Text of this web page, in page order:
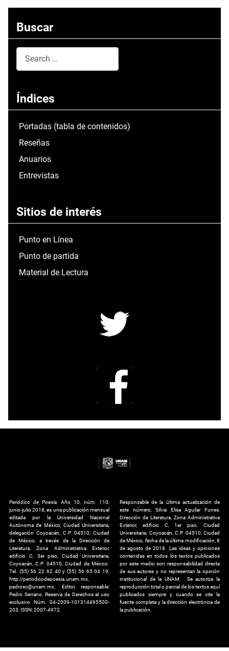
Buscar
Índices
Portadas (tabla de contenidos)
Reseñas
Anuarios
Entrevistas
Sitios de interés
Punto en Línea
Punto de partida
Material de Lectura
Periódico de Poesía , Año 10, núm. 110,
junio-julio 2018, es una publicación mensual
editada por la Universidad Nacional
Autónoma de México, Ciudad Universitaria,
delegación Coyoacán, C.P. 04510, Ciudad
de México, a través de la Dirección de
Literatura, Zona Administrativa Exterior,
edificio C, 3er piso, Ciudad Universitaria,
Coyoacán, C.P. 04510, Ciudad de México.
Tel. (55) 56 22 62 40 y (55) 56 65 04 19,
http://periodicodepoesia.unam.mx,
pedrosc@unam.mx. Editor responsable:
Pedro Serrano. Reserva de Derechos al uso
exclusivo Núm. 04-2009-101314495500-
203, ISSN: 2007-4972.
Responsable de la última actualización de
este número, Silvia Elisa Aguilar Funes,
Dirección de Literatura, Zona Administrativa
Exterior, edificio C, 1er piso, Ciudad
Universitaria, Coyoacán, C.P. 04510, Ciudad
de México, fecha de la última modificación, 8
de agosto de 2018. Las ideas y opiniones
contenidas en todos los textos publicados
por este medio son responsabilidad directa
de sus autores y no representan la opinión
institucional de la UNAM. Se autoriza la
reproducción total o parcial de los textos aquí
publicados siempre y cuando se cite la
fuente completa y la dirección electrónica de
la publicación.